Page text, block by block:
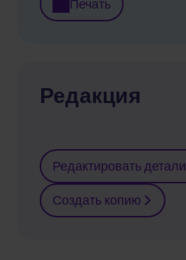
Редакция
Редактировать детали
Создать копию